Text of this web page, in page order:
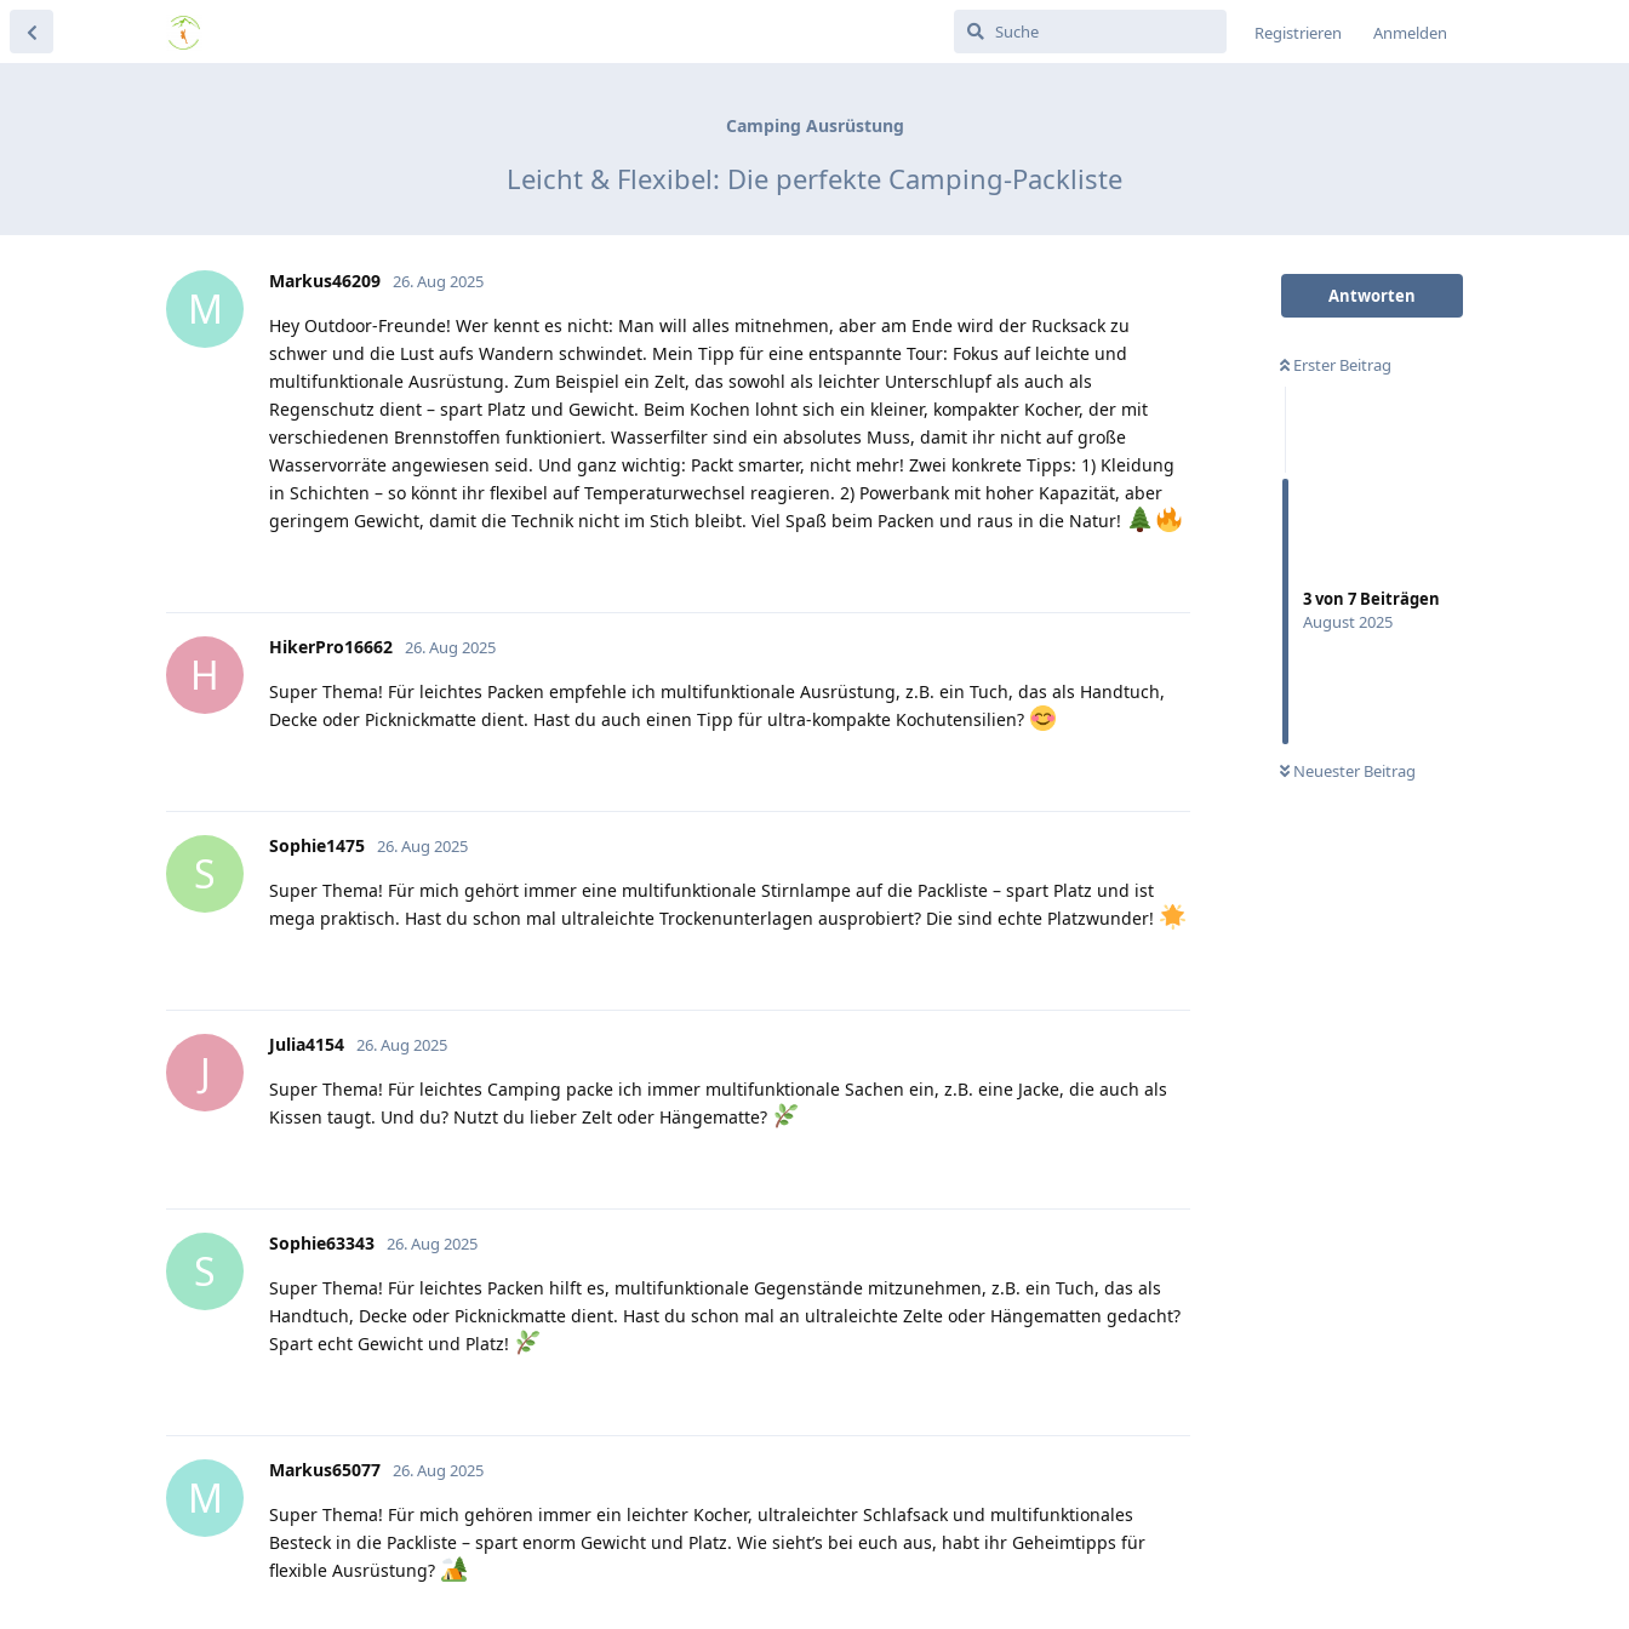
Registrieren Anmelden
Camping Ausrüstung
Leicht & Flexibel: Die perfekte Camping-Packliste
Antworten
Erster Beitrag
3von 7 Beiträgen
August 2025
Neuester Beitrag
M
Markus46209 26. Aug 2025
Hey Outdoor-Freunde! Wer kennt es nicht: Man will alles mitnehmen, aber am Ende wird der Rucksack zu
schwer und die Lust aufs Wandern schwindet. Mein Tipp für eine entspannte Tour: Fokus auf leichte und
multifunktionale Ausrüstung. Zum Beispiel ein Zelt, das sowohl als leichter Unterschlupf als auch als
Regenschutz dient – spart Platz und Gewicht. Beim Kochen lohnt sich ein kleiner, kompakter Kocher, der mit
verschiedenen Brennstoffen funktioniert. Wasserfilter sind ein absolutes Muss, damit ihr nicht auf große
Wasservorräte angewiesen seid. Und ganz wichtig: Packt smarter, nicht mehr! Zwei konkrete Tipps: 1) Kleidung
in Schichten – so könnt ihr flexibel auf Temperaturwechsel reagieren. 2) Powerbank mit hoher Kapazität, aber
geringem Gewicht, damit die Technik nicht im Stich bleibt. Viel Spaß beim Packen und raus in die Natur!
H
HikerPro16662 26. Aug 2025
Super Thema! Für leichtes Packen empfehle ich multifunktionale Ausrüstung, z.B. ein Tuch, das als Handtuch,
Decke oder Picknickmatte dient. Hast du auch einen Tipp für ultra-kompakte Kochutensilien?
S
Sophie1475 26. Aug 2025
Super Thema! Für mich gehört immer eine multifunktionale Stirnlampe auf die Packliste – spart Platz und ist
mega praktisch. Hast du schon mal ultraleichte Trockenunterlagen ausprobiert? Die sind echte Platzwunder!
J
Julia4154 26. Aug 2025
Super Thema! Für leichtes Camping packe ich immer multifunktionale Sachen ein, z.B. eine Jacke, die auch als
Kissen taugt. Und du? Nutzt du lieber Zelt oder Hängematte?
S
Sophie63343 26. Aug 2025
Super Thema! Für leichtes Packen hilft es, multifunktionale Gegenstände mitzunehmen, z.B. ein Tuch, das als
Handtuch, Decke oder Picknickmatte dient. Hast du schon mal an ultraleichte Zelte oder Hängematten gedacht?
Spart echt Gewicht und Platz!
M
Markus65077 26. Aug 2025
Super Thema! Für mich gehören immer ein leichter Kocher, ultraleichter Schlafsack und multifunktionales
Besteck in die Packliste – spart enorm Gewicht und Platz. Wie sieht’s bei euch aus, habt ihr Geheimtipps für
flexible Ausrüstung?